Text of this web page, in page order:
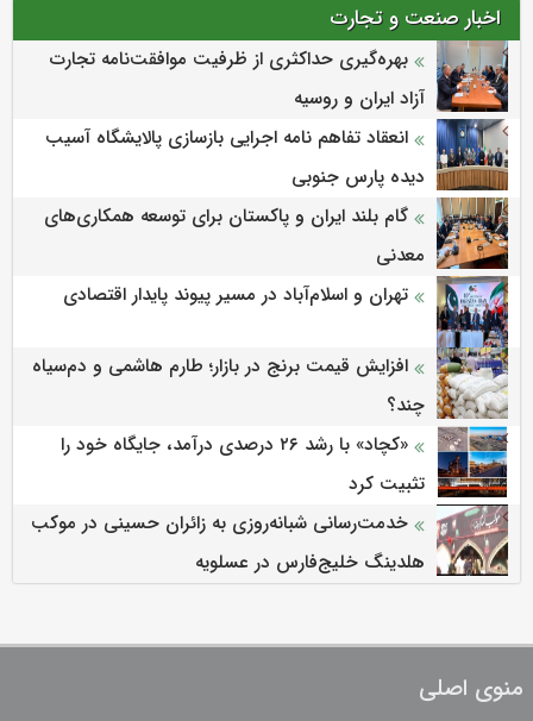
اخبار صنعت و تجارت
بهره‌گیری حداکثری از ظرفیت موافقت‌نامه تجارت
آزاد ایران و روسیه
انعقاد تفاهم نامه اجرایی بازسازی پالایشگاه آسیب
دیده پارس جنوبی
گام بلند ایران و پاکستان برای توسعه همکاری‌های
معدنی
تهران و اسلام‌آباد در مسیر پیوند پایدار اقتصادی
افزایش قیمت برنج در بازار؛ طارم هاشمی و دم‌سیاه
چند؟
«کچاد» با رشد ۲۶ درصدی درآمد، جایگاه خود را
تثبیت کرد
خدمت‌رسانی شبانه‌روزی به زائران حسینی در موکب
هلدینگ خلیج‌فارس در عسلویه
منوی اصلی